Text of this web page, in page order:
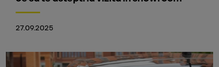
27.09.2025